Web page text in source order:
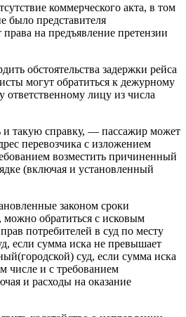
коммерческого акта, в том
было представителя
на предъявление претензии
обстоятельства задержки рейса
могут обратиться к дежурному
ответственному лицу из числа
и такую справку, — пассажир может
перевозчика с изложением
возместить причиненный
(включая и установленный
законом сроки
можно обратиться с исковым
потребителей в суд по месту
если сумма иска не превышает
суд, если сумма иска
числе и с требованием
и расходы на оказание